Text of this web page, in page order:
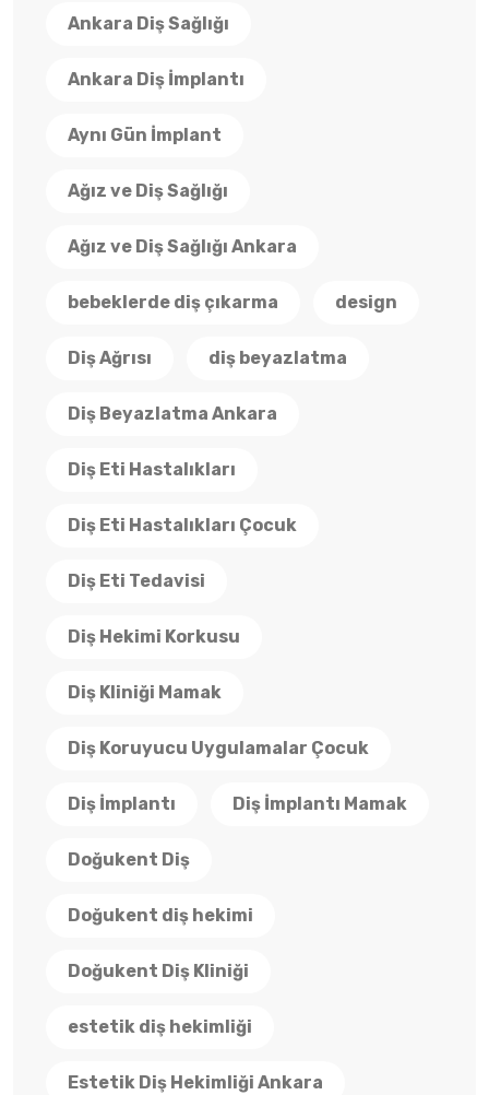
Ankara Diş Sağlığı
Ankara Diş İmplantı
Aynı Gün İmplant
Ağız ve Diş Sağlığı
Ağız ve Diş Sağlığı Ankara
bebeklerde diş çıkarma design
Diş Ağrısı diş beyazlatma
Diş Beyazlatma Ankara
Diş Eti Hastalıkları
Diş Eti Hastalıkları Çocuk
Diş Eti Tedavisi
Diş Hekimi Korkusu
Diş Kliniği Mamak
Diş Koruyucu Uygulamalar Çocuk
Diş İmplantı Diş İmplantı Mamak
Doğukent Diş
Doğukent diş hekimi
Doğukent Diş Kliniği
estetik diş hekimliği
Estetik Diş Hekimliği Ankara